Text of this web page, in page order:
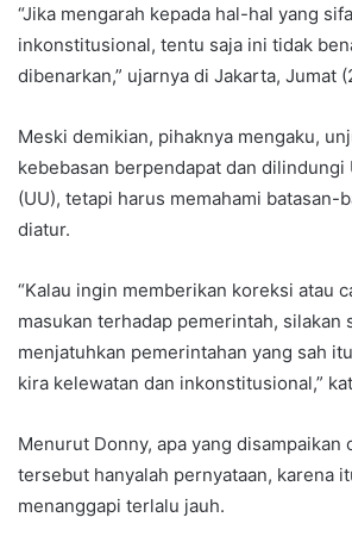
“Jika mengarah kepada hal-hal yang
inkonstitusional, tentu saja ini tidak
dibenarkan,” ujarnya di Jakarta, Jumat
Meski demikian, pihaknya mengaku,
kebebasan berpendapat dan dilindungi
(UU), tetapi harus memahami batasan-
diatur.
“Kalau ingin memberikan koreksi atau
masukan terhadap pemerintah, silakan
menjatuhkan pemerintahan yang sah
kira kelewatan dan inkonstitusional,”
Menurut Donny, apa yang disampaikan
tersebut hanyalah pernyataan, karena
menanggapi terlalu jauh.